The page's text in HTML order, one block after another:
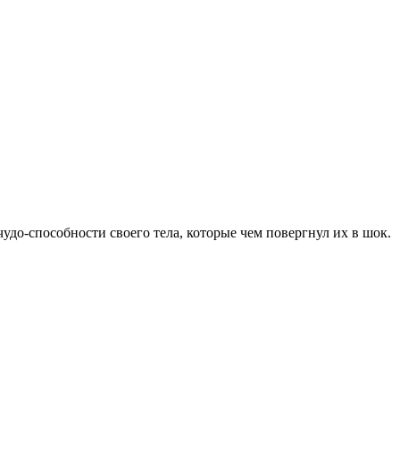
способности своего тела, которые чем повергнул их в шок.